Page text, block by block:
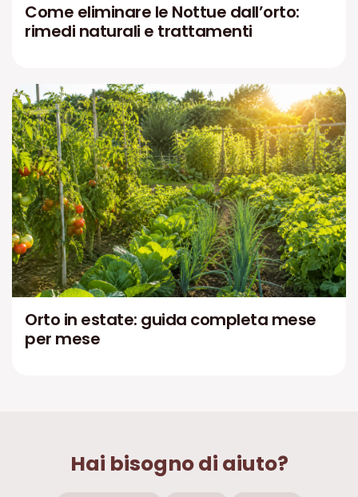
Come eliminare le Nottue dall’orto:
rimedi naturali e trattamenti
Orto in estate: guida completa mese
per mese
Hai bisogno di aiuto?